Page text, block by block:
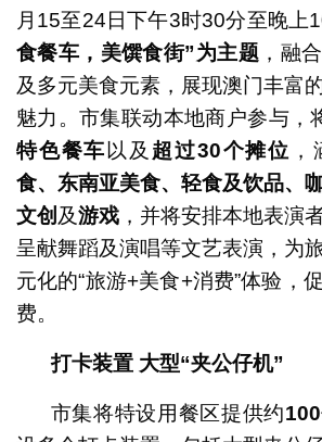
月15至24日下午3时30分至晚上
食餐车，美馔食街”为主题 ，融
及多元美食元素，展现澳门丰富
魅力。市集联动本地商户参与，
特色餐车 以及 超过30个摊位 ，
食、东南亚美食、轻食及饮品、
文创 及游戏，并将安排本地表演
呈献舞蹈及演唱等文艺表演，为
元化的“旅游+美食+消费”体验，
费。
打卡装置 大型“夹公仔机”
市集将特设用餐区提供约100